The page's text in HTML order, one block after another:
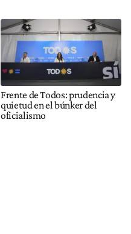
Frente de Todos: prudencia y
quietud en el búnker del
oficialismo